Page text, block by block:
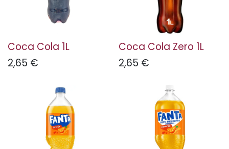
Coca Cola 1L
2,65 €
Coca Cola Zero 1L
2,65 €